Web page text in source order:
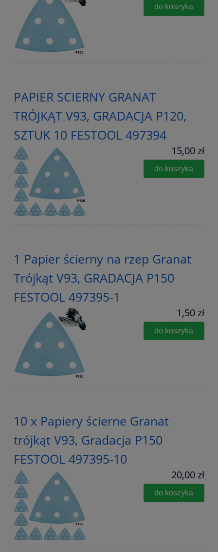
do koszyka
PAPIER SCIERNY GRANAT
TRÓJKĄT V93, GRADACJA P120,
SZTUK 10 FESTOOL 497394
15,00 zł
do koszyka
1 Papier ścierny na rzep Granat
Trójkąt V93, GRADACJA P150
FESTOOL 497395-1
1,50 zł
do koszyka
10 x Papiery ścierne Granat
trójkąt V93, Gradacja P150
FESTOOL 497395-10
20,00 zł
do koszyka